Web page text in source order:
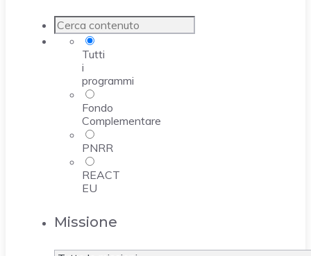
Tutti
i
programmi
Fondo
Complementare
PNRR
REACT
EU
Missione